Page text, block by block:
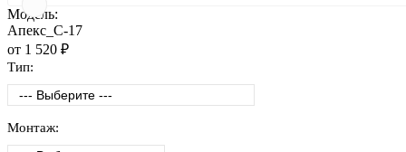
Модель:
Апекс_С-17
от 1 520 ₽
Тип:
Монтаж: